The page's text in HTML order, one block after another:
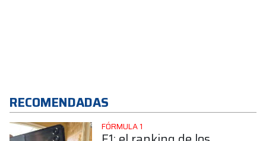
RECOMENDADAS
FÓRMULA 1